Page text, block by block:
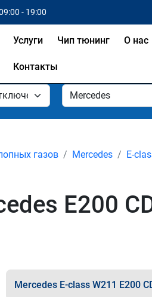
- 19:00
Услуги Чип тюнинг О нас
Контакты
газов Mercedes E-
E200
Mercedes E-class W211 E200